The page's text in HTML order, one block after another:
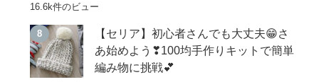
16.6k件のビュー
【セリア】初心者さんでも大丈夫😁さ
あ始めよう❣100均手作りキットで簡単
編み物に挑戦💕